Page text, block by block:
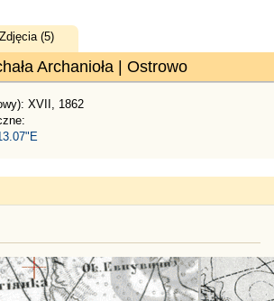
Archanioła | Ostrowo
Zdjęcia (5)
XVII, 1862